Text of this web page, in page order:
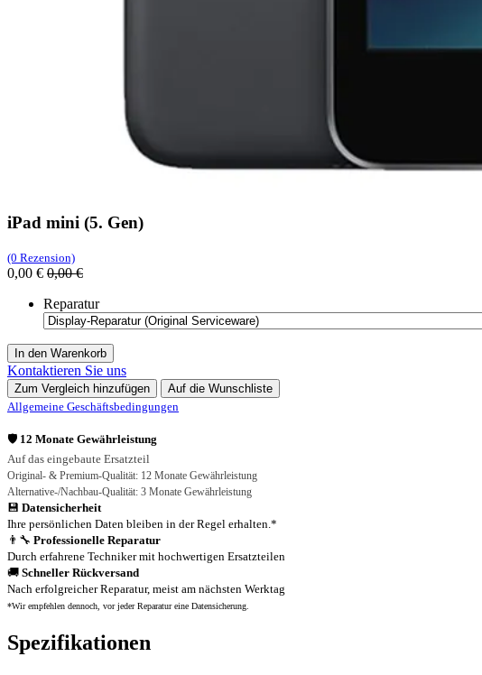
iPad mini (5. Gen)
(0 Rezension)
0,00 € 0,00€
Reparatur
In den Warenkorb
Kontaktieren Sie uns
Zum Vergleich hinzufügen
Auf die Wunschliste
Allgemeine Geschäftsbedingungen
🛡️ 12 Monate Gewährleistung
Auf das eingebaute Ersatzteil
Original- & Premium-Qualität: 12 Monate Gewährleistung
Alternative-/Nachbau-Qualität: 3 Monate Gewährleistung
💾 Datensicherheit
Ihre persönlichen Daten bleiben in der Regel erhalten.*
👨‍🔧 Professionelle Reparatur
Durch erfahrene Techniker mit hochwertigen Ersatzteilen
🚚 Schneller Rückversand
Nach erfolgreicher Reparatur, meist am nächsten Werktag
*Wir empfehlen dennoch, vor jeder Reparatur eine Datensicherung.
Spezifikationen